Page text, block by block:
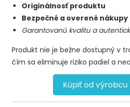
Originálnosť produktu
Bezpečné a overené nákupy
Garantovanú kvalitu a
Produkt nie je bežne dostupný v
čím sa eliminuje riziko padiel a
Kúpiť od